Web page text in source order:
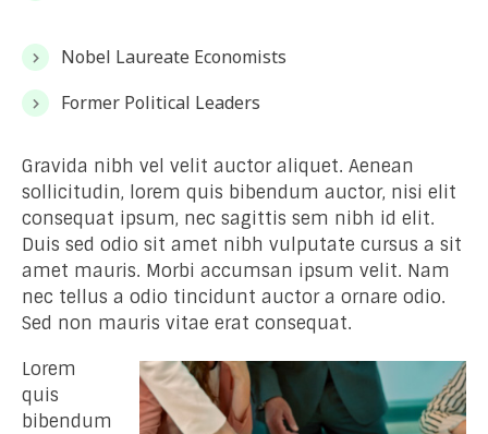
Nobel Laureate Economists
Former Political Leaders
Gravida nibh vel velit auctor aliquet. Aenean
sollicitudin, lorem quis bibendum auctor, nisi elit
consequat ipsum, nec sagittis sem nibh id elit.
Duis sed odio sit amet nibh vulputate cursus a sit
amet mauris. Morbi accumsan ipsum velit. Nam
nec tellus a odio tincidunt auctor a ornare odio.
Sed non mauris vitae erat consequat.
Lorem
quis
bibendum